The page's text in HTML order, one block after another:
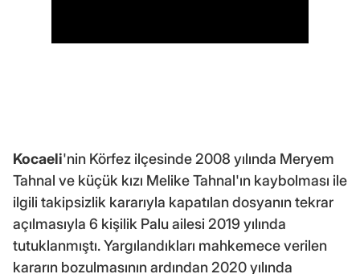
Kocaeli'nin Körfez ilçesinde 2008 yılında Meryem
Tahnal ve küçük kızı Melike Tahnal'ın kaybolması ile
ilgili takipsizlik kararıyla kapatılan dosyanın tekrar
açılmasıyla 6 kişilik Palu ailesi 2019 yılında
tutuklanmıştı. Yargılandıkları mahkemece verilen
kararın bozulmasının ardından 2020 yılında